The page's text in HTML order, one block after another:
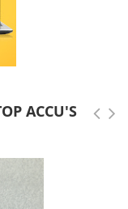
ACCU'S